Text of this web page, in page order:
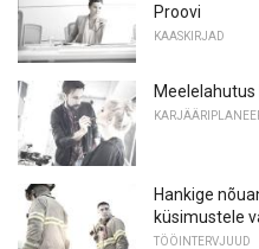
Proovi
KAASKIRJAD
Meelelahutus
Hankige
küsimustele
TÖÖINTERVJUUD